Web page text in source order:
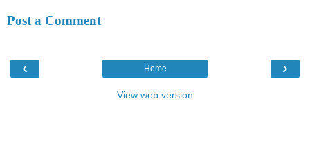
Post a Comment
‹ ›
Home
View web version